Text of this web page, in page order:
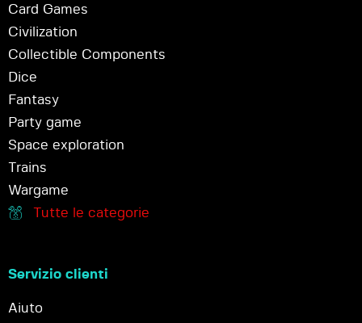
Card Games
Civilization
Collectible Components
Dice
Fantasy
Party game
Space exploration
Trains
Wargame
Tutte le categorie
Servizio clienti
Aiuto